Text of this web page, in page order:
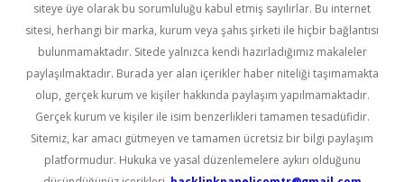
siteye üye olarak bu sorumluluğu kabul etmiş sayılırlar. Bu internet
sitesi, herhangi bir marka, kurum veya şahıs şirketi ile hiçbir bağlantısı
bulunmamaktadır. Sitede yalnızca kendi hazırladığımız makaleler
paylaşılmaktadır. Burada yer alan içerikler haber niteliği taşımamakta
olup, gerçek kurum ve kişiler hakkında paylaşım yapılmamaktadır.
Gerçek kurum ve kişiler ile isim benzerlikleri tamamen tesadüfidir.
Sitemiz, kar amacı gütmeyen ve tamamen ücretsiz bir bilgi paylaşım
platformudur. Hukuka ve yasal düzenlemelere aykırı olduğunu